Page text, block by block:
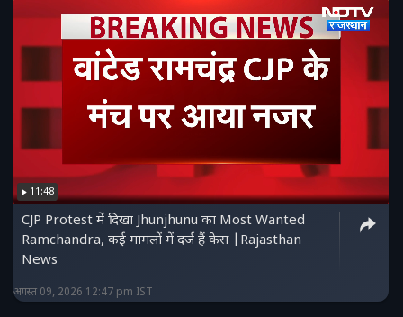
11:48
CJP Protest में दिखा Jhunjhunu का Most Wanted
Ramchandra, कई मामलों में दर्ज हैं केस |Rajasthan
News
अगस्त 09, 2026 12:47 pm IST